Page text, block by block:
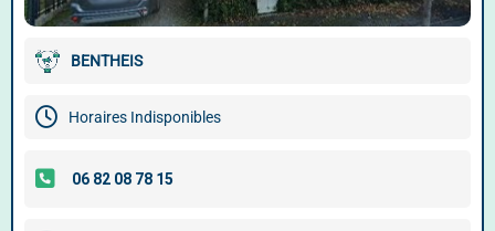
BENTHEIS
Horaires Indisponibles